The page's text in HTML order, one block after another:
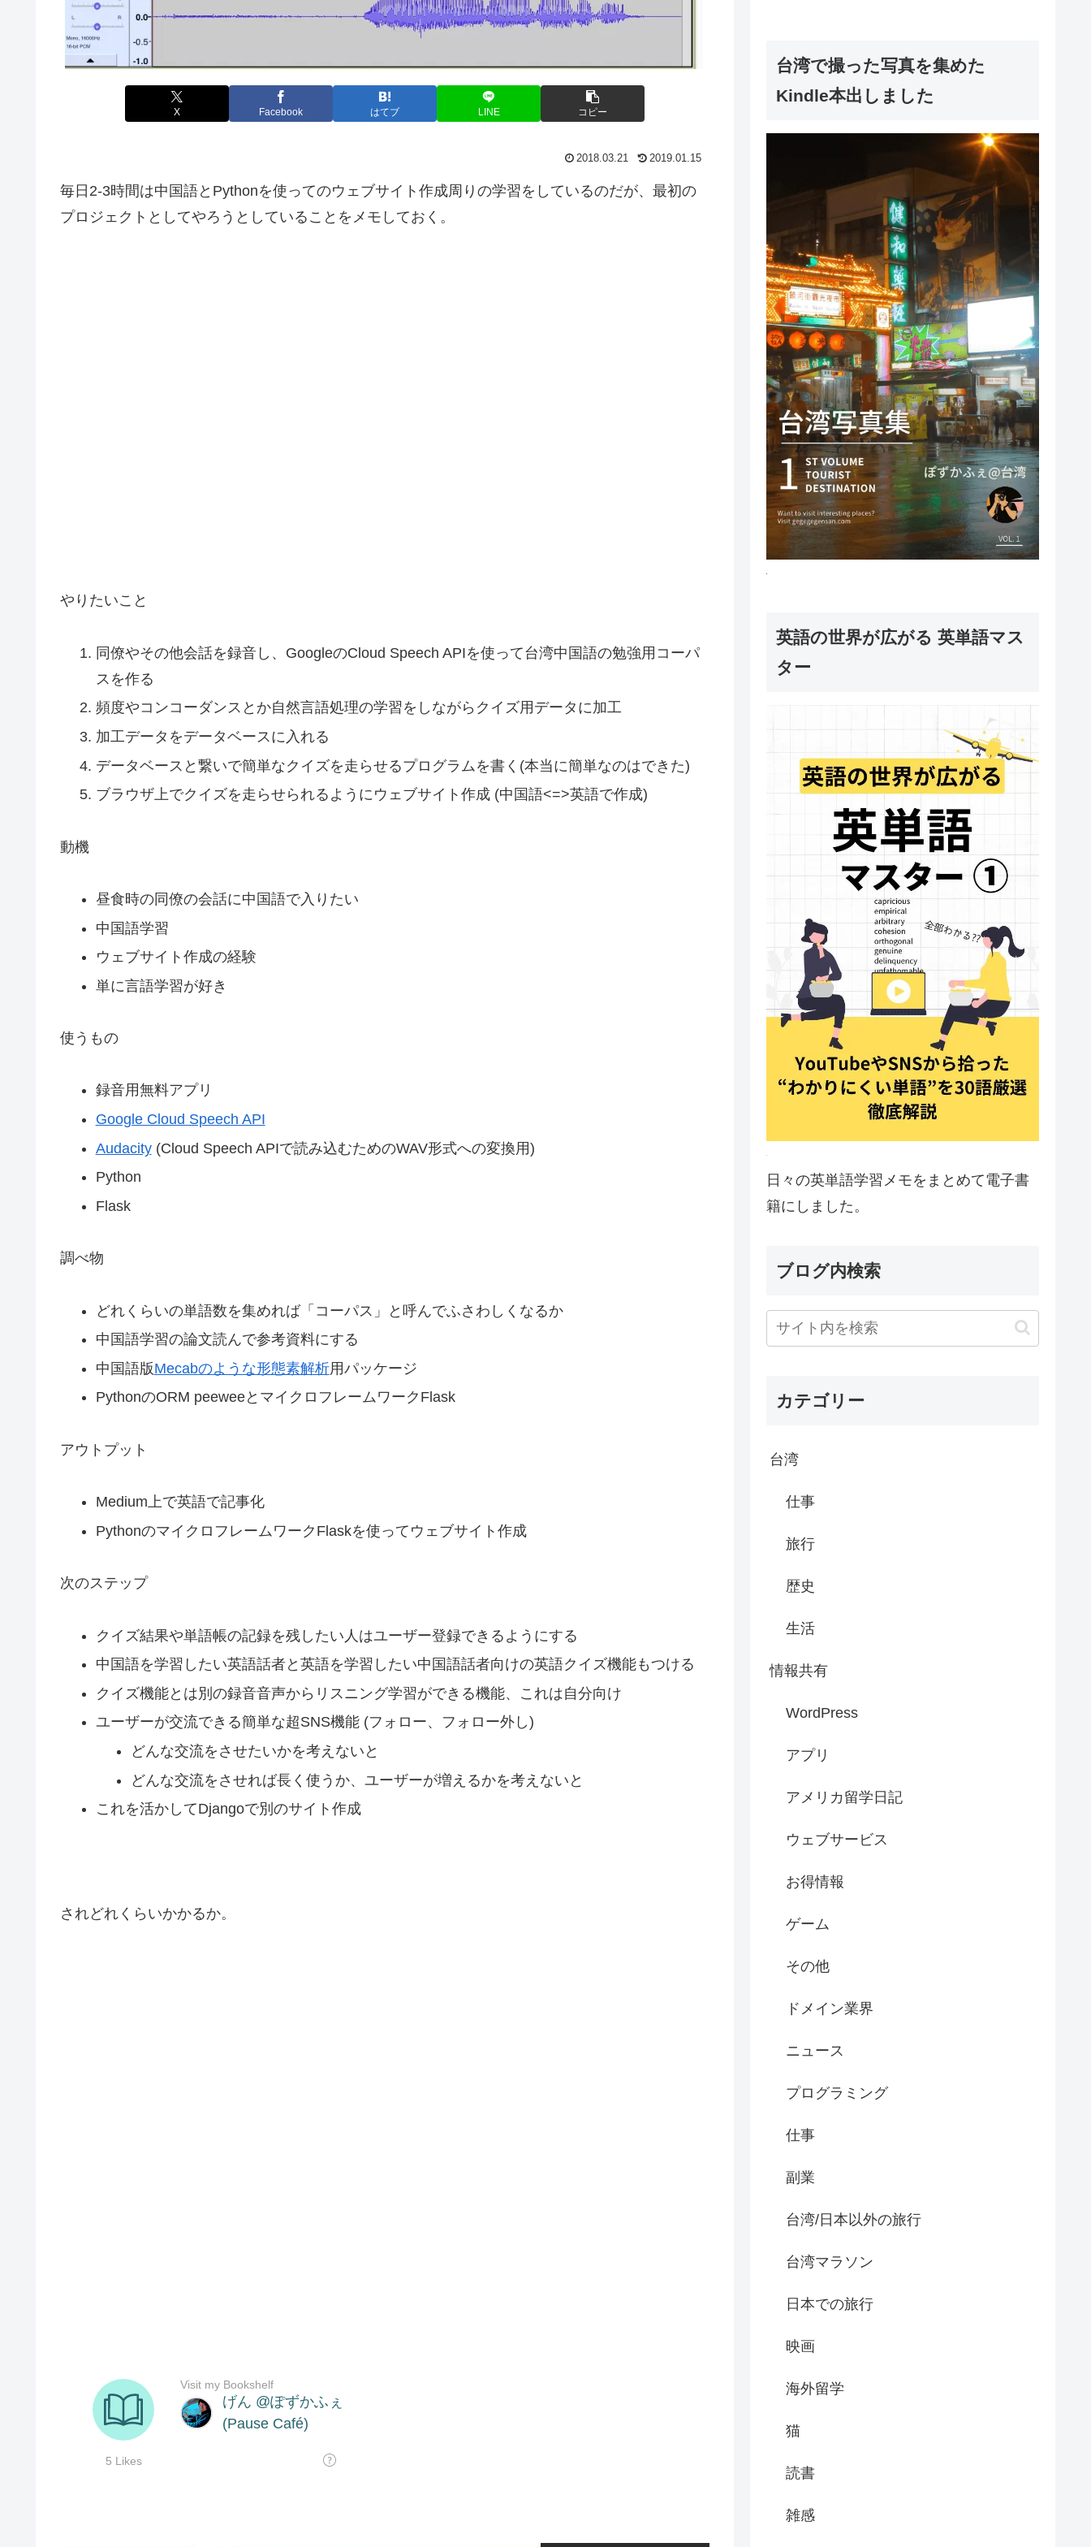
X Facebook はてブ LINE コピー
2018.03.21 2019.01.15
毎日2-3時間は中国語とPythonを使ってのウェブサイト作成周りの学習をしているのだが、最初の
プロジェクトとしてやろうとしていることをメモしておく。
やりたいこと
同僚やその他会話を録音し、GoogleのCloud Speech APIを使って台湾中国語の勉強用コーパ
スを作る
頻度やコンコーダンスとか自然言語処理の学習をしながらクイズ用データに加工
加工データをデータベースに入れる
データベースと繋いで簡単なクイズを走らせるプログラムを書く(本当に簡単なのはできた)
ブラウザ上でクイズを走らせられるようにウェブサイト作成 (中国語<=>英語で作成)
動機
昼食時の同僚の会話に中国語で入りたい
中国語学習
ウェブサイト作成の経験
単に言語学習が好き
使うもの
録音用無料アプリ
Google Cloud Speech API
Audacity(Cloud Speech APIで読み込むためのWAV形式への変換用)
Python
Flask
調べ物
どれくらいの単語数を集めれば「コーパス」と呼んでふさわしくなるか
中国語学習の論文読んで参考資料にする
中国語版Mecabのような形態素解析用パッケージ
PythonのORM peeweeとマイクロフレームワークFlask
アウトプット
Medium上で英語で記事化
PythonのマイクロフレームワークFlaskを使ってウェブサイト作成
次のステップ
クイズ結果や単語帳の記録を残したい人はユーザー登録できるようにする
中国語を学習したい英語話者と英語を学習したい中国語話者向けの英語クイズ機能もつける
クイズ機能とは別の録音音声からリスニング学習ができる機能、これは自分向け
ユーザーが交流できる簡単な超SNS機能 (フォロー、フォロー外し)
どんな交流をさせたいかを考えないと
どんな交流をさせれば長く使うか、ユーザーが増えるかを考えないと
これを活かしてDjangoで別のサイト作成
されどれくらいかかるか。
台湾で撮った写真を集めた
Kindle本出しました
英語の世界が広がる 英単語マス
ター
日々の英単語学習メモをまとめて電子書
籍にしました。
ブログ内検索
カテゴリー
台湾
仕事
旅行
歴史
生活
情報共有
WordPress
アプリ
アメリカ留学日記
ウェブサービス
お得情報
ゲーム
その他
ドメイン業界
ニュース
プログラミング
仕事
副業
台湾/日本以外の旅行
台湾マラソン
日本での旅行
映画
海外留学
猫
読書
雑感